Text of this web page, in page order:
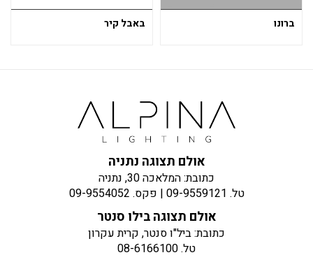
ברונו באבל קיר
אולם תצוגה נתניה
כתובת: המלאכה 30, נתניה
טל. 09-9559121 | פקס. 09-9554052
אולם תצוגה בילו סנטר
כתובת: ביל"ו סנטר, קרית עקרון
טל.08-6166100